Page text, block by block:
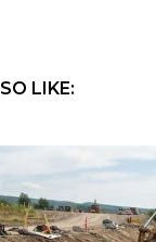
LIKE: